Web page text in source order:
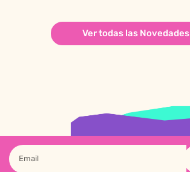
Ver todas las Novedades